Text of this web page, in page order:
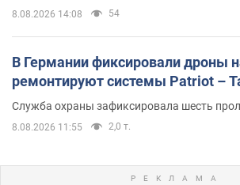
8.08.2026 14:08 54
В Германии фиксировали дроны
ремонтируют системы Patriot –
Служба охраны зафиксировала шесть
8.08.2026 11:55 2,0 т.